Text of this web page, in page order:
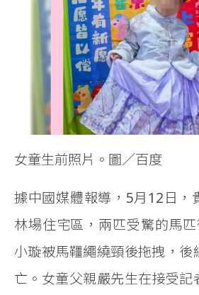
女童生前照片。圖／百度
據中國媒體報導，5月12日，
林場住宅區，兩匹受驚的馬
小璇被馬韁繩繞頸後拖拽，後
亡。女童父親嚴先生在接受記